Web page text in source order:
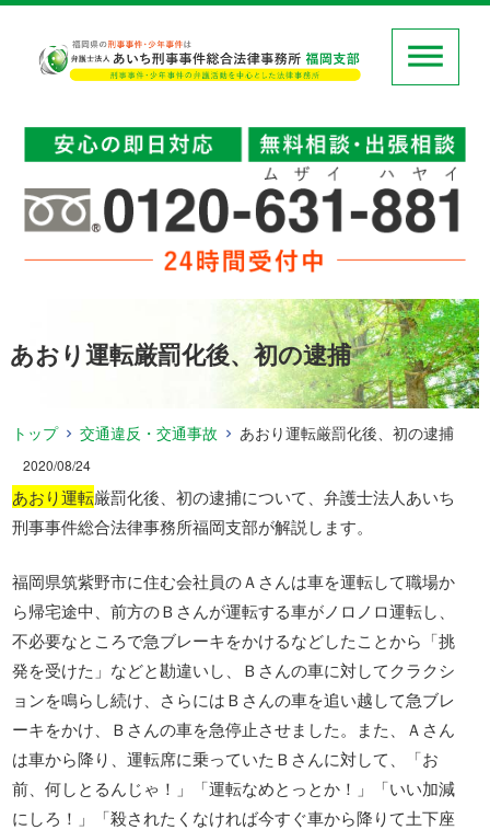
あおり運転厳罰化後、初の逮捕
トップ 交通違反・交通事故 あおり運転厳罰化後、初の逮捕
2020/08/24
あおり運転厳罰化後、初の逮捕について、弁護士法人あいち
刑事事件総合法律事務所福岡支部が解説します。
福岡県筑紫野市に住む会社員のＡさんは車を運転して職場か
ら帰宅途中、前方のＢさんが運転する車がノロノロ運転し、
不必要なところで急ブレーキをかけるなどしたことから「挑
発を受けた」などと勘違いし、Ｂさんの車に対してクラクシ
ョンを鳴らし続け、さらにはＢさんの車を追い越して急ブレ
ーキをかけ、Ｂさんの車を急停止させました。また、Ａさん
は車から降り、運転席に乗っていたＢさんに対して、「お
前、何しとるんじゃ！」「運転なめとっとか！」「いい加減
にしろ！」「殺されたくなければ今すぐ車から降りて土下座